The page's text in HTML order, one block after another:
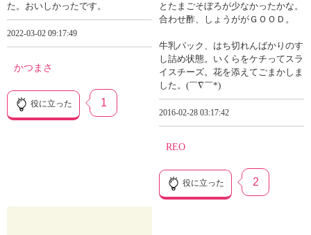
た。おいしかったです。
2022-03-02 09:17:49
かつまさ
役に立った 1
とたまごそぼろが少なかったかな。
合わせ酢、しょうががＧＯＯＤ。
牛乳パック、はち切れんばかりのす
し詰め状態。いくらをケチってスラ
イスチーズ。花を添えてごまかしま
した。(￣∇￣*)ゞ
2016-02-28 03:17:42
REO
役に立った 2